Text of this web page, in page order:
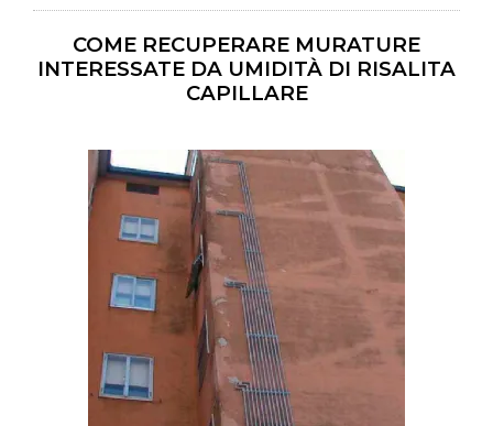
COME RECUPERARE MURATURE
INTERESSATE DA UMIDITÀ DI RISALITA
CAPILLARE